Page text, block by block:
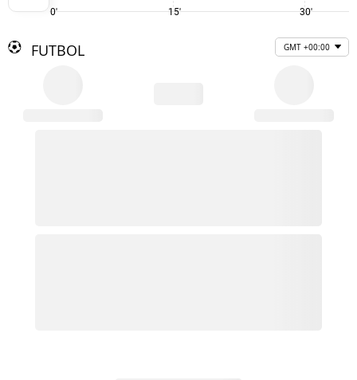
0' 15' 30'
FUTBOL GMT +00:00